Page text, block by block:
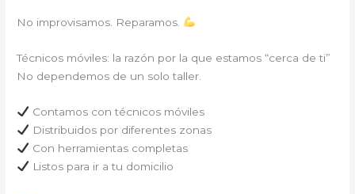
No improvisamos. Reparamos.
Técnicos móviles: la razón por la que estamos “cerca de ti”
No dependemos de un solo taller.
Contamos con técnicos móviles
Distribuidos por diferentes zonas
Con herramientas completas
Listos para ir a tu domicilio